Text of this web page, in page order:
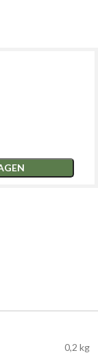
0,2 kg